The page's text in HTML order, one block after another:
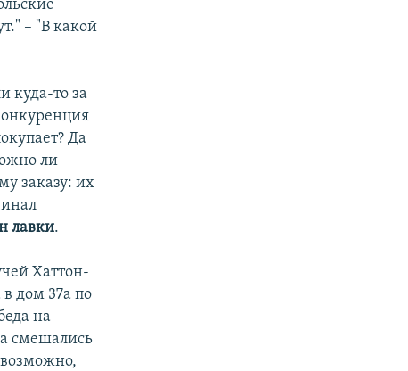
– "В какой
куда-то за
Да
ли
заказу: их
лавки.
Хаттон-
в дом 37а по
на
смешались